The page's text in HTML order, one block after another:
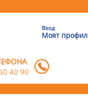
Вход
Моят профил
40 90